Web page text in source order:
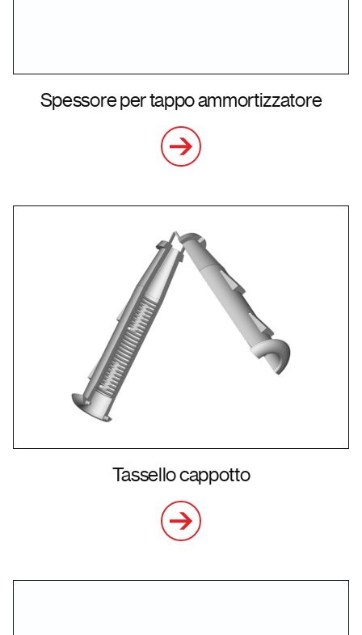
Spessore per tappo ammortizzatore
Tassello cappotto